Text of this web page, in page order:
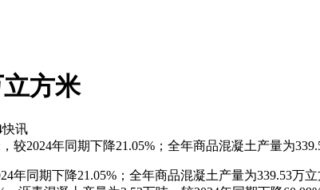
方米
快讯
2024年同期下降21.05%；全年商品混凝土产量为
年同期下降21.05%；全年商品混凝土产量为339.53万